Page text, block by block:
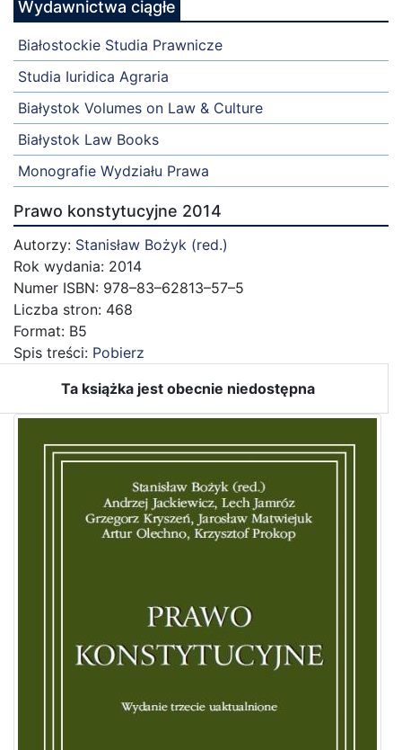
Wydawnictwa ciągłe
Białostockie Studia Prawnicze
Studia Iuridica Agraria
Białystok Volumes on Law & Culture
Białystok Law Books
Monografie Wydziału Prawa
Prawo konstytucyjne 2014
Autorzy: Stanisław Bożyk (red.)
Rok wydania: 2014
Numer ISBN: 978–83–62813–57–5
Liczba stron: 468
Format: B5
Spis treści: Pobierz
Ta książka jest obecnie niedostępna